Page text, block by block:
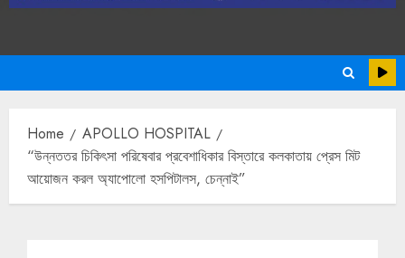
Home
APOLLO HOSPITAL
“উন্নততর চিকিৎসা পরিষেবার প্রবেশাধিকার বিস্তারে কলকাতায় প্রেস মিট
আয়োজন করল অ্যাপোলো হসপিটালস, চেন্নাই”